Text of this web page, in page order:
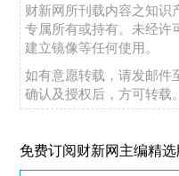
财新网所刊载内容之知识
专属所有或持有。未经许
建立镜像等任何使用。
如有意愿转载，请发邮件
确认及授权后，方可转载。
免费订阅财新网主编精